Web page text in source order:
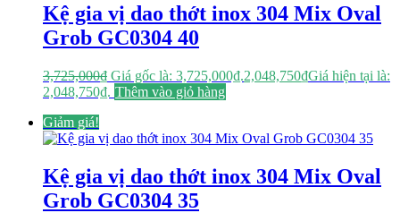
Kệ gia vị dao thớt inox 304 Mix Oval
Grob GC0304 40
3,725,000₫ Giá gốc là: 3,725,000₫.2,048,750₫Giá hiện tại là:
2,048,750₫. Thêm vào giỏ hàng
Giảm giá!
Kệ gia vị dao thớt inox 304 Mix Oval
Grob GC0304 35